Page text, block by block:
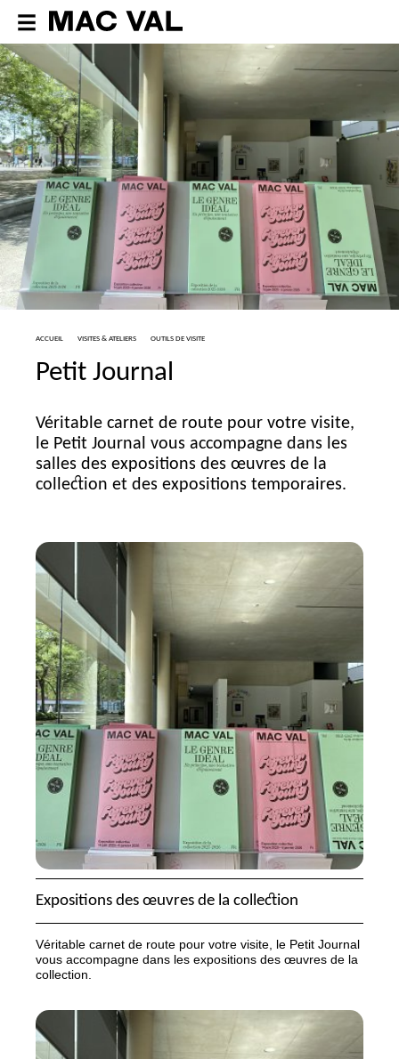
ACCUEIL VISITES & ATELIERS OUTILS DE VISITE
Petit Journal
Véritable carnet de route pour votre visite,
le Petit Journal vous accompagne dans les
salles des expositions des œuvres de la
collection et des expositions temporaires.
Expositions des œuvres de la collection
Véritable carnet de route pour votre visite, le Petit Journal
vous accompagne dans les expositions des œuvres de la
collection.